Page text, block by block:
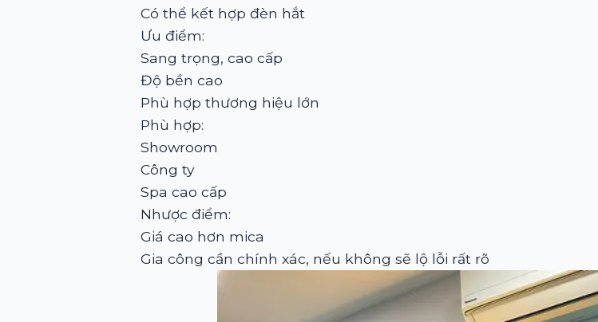
Có thể kết hợp đèn hắt
Ưu điểm:
Sang trọng, cao cấp
Độ bền cao
Phù hợp thương hiệu lớn
Phù hợp:
Showroom
Công ty
Spa cao cấp
Nhược điểm:
Giá cao hơn mica
Gia công cần chính xác, nếu không sẽ lộ lỗi rất rõ